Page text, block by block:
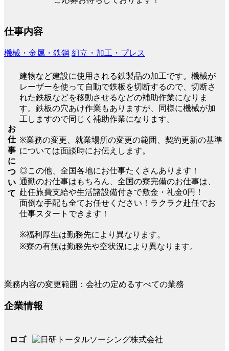
仕事内容
機械・金属・鉄鋼 組立・加工・プレス
お
仕
事
に
つ
い
て
建物など建設に使用される鉄製品の加工です。機械が
レーザーを使って自動で鉄板を切断するので、切断さ
れた鉄板などを移動させるなどの補助作業になりま
す。鉄板の穴あけ作業もありますが、同様に機械が加
工しますので同じく補助作業になります。
※業務の変更、就業場所の変更の範囲、契約更新の基準
については面談時にお伝えします。
◎この他、全国各地にお仕事たくさんあります！
通勤のお仕事はもちろん、全国の寮完備のお仕事は、
赴任旅費支給や生活諸設備付きで敷金・礼金0円！
面倒な手配も全てお任せください！ラクラク赴任でお
仕事スタートできます！
※福利厚生は勤務先により異なります。
※寮の有無は勤務先や空状況により異なります。
業務内容の変更範囲：会社の定めるすべての業務
企業情報
ロゴ